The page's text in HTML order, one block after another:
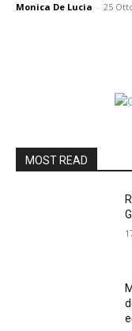
Monica De Lucia - 25
MOST READ